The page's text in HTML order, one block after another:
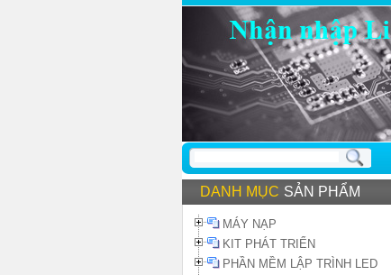
DANH MỤC SẢN PHẨM
MÁY NẠP
KIT PHÁT TRIỂN
PHẦN MỀM LẬP TRÌNH LED